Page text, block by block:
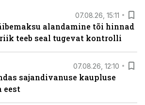
07.08.26, 15:11
alandamine tõi hinnad
teeb seal tugevat kontrolli
07.08.26, 12:10
sajandivanuse kaupluse
eest